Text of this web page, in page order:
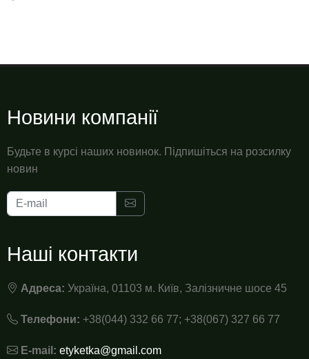
Новини компанії
Будьте в курсі наших новинок. Підпишіться на розсилку
новин
Наші контакти
Адреса: Україна, 01103 м. Київ, Залізничне шосе 45
Телефони: +38(044) 332 66 77; +38(067) 327 66 77
E-mail: etyketka@gmail.com